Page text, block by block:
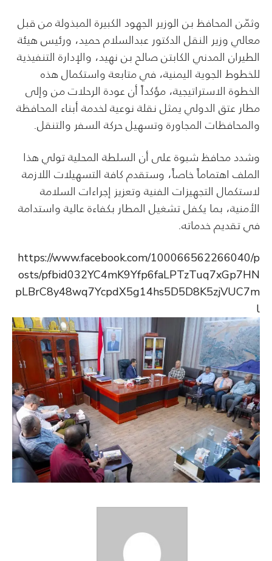
وثمّن المحافظ بن الوزير الجهود الكبيرة المبذولة من قبل
معالي وزير النقل الدكتور عبدالسلام حميد، ورئيس هيئة
الطيران المدني الكابتن صالح بن نهيد، والإدارة التنفيذية
للخطوط الجوية اليمنية، في متابعة واستكمال هذه
الخطوة الاستراتيجية، مؤكداً أن عودة الرحلات من وإلى
مطار عتق الدولي يمثل نقلة نوعية لخدمة أبناء المحافظة
والمحافظات المجاورة وتسهيل حركة السفر والتنقل.
وشدد محافظ شبوة على أن السلطة المحلية تولي هذا
الملف اهتماماً خاصاً، وستقدم كافة التسهيلات اللازمة
لاستكمال التجهيزات الفنية وتعزيز إجراءات السلامة
الأمنية، بما يكفل تشغيل المطار بكفاءة عالية واستدامة
في تقديم خدماته.
https://www.facebook.com/100066562266040/p
osts/pfbid032YC4mK9Yfp6faLPTzTuq7xGp7HN
pLBrC8y48wq7YcpdX5g14hs5D5D8K5zjVUC7m
l